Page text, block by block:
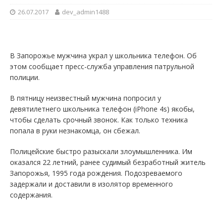
26.07.2017 dev_admin1488
В Запорожье мужчина украл у школьника телефон. Об
этом сообщает пресс-служба управления патрульной
полиции.
В пятницу неизвестный мужчина попросил у
девятилетнего школьника телефон (iPhone 4s) якобы,
чтобы сделать срочный звонок. Как только техника
попала в руки незнакомца, он сбежал.
Полицейские быстро разыскали злоумышленника. Им
оказался 22 летний, ранее судимый безработный житель
Запорожья, 1995 года рождения. Подозреваемого
задержали и доставили в изолятор временного
содержания.